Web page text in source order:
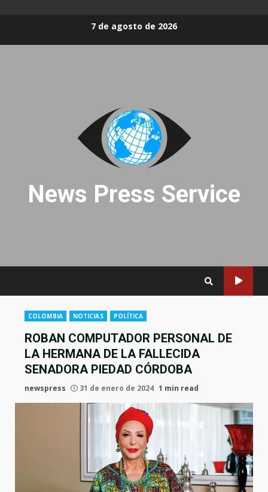
7 de agosto de 2026
News Press Service
COLOMBIA NOTICIAS POLÍTICA
ROBAN COMPUTADOR PERSONAL DE
LA HERMANA DE LA FALLECIDA
SENADORA PIEDAD CÓRDOBA
newspress 31 de enero de 2024 1 min read